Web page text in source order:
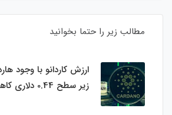
مطالب زیر را حتما بخوانید
ارزش کاردانو با وجود
زیر سطح 0.44 دلاری کاهش یافت